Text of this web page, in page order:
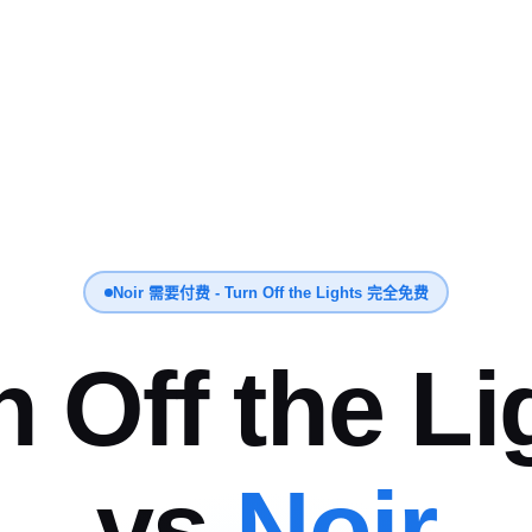
Noir 需要付费 - Turn Off the Lights 完全免费
Off the